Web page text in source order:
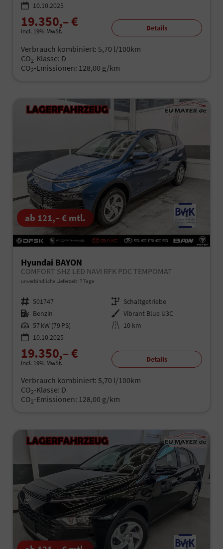
10.10.2025
19.350,– €
incl. 19% MwSt. Details
Verbrauch kombiniert: 5,70 l/100km
CO2-Klasse: D
CO2-Emissionen: 128,00 g/km
ab 121,– € mtl.
Hyundai BAYON
COMFORT SHZ LED NAVI RFK PDC TEMPOMAT
unverbindliche Lieferzeit: 7 Tage
Fahrzeugnr. 501747 Getriebe Schaltgetriebe
Kraftstoff Benzin Außenfarbe Vibrant Blue U3C
Leistung 57 kW (79 PS) Kilometerstand 10 km
10.10.2025
19.350,– €
incl. 19% MwSt. Details
Verbrauch kombiniert: 5,70 l/100km
CO2-Klasse: D
CO2-Emissionen: 128,00 g/km